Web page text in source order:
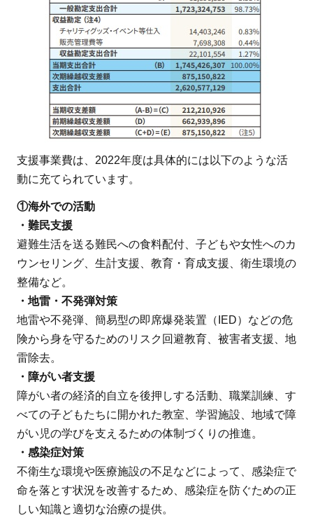
支援事業費は、2022年度は具体的には以下のような活
動に充てられています。
①海外での活動
・難民支援
避難生活を送る難民への食料配付、子どもや女性へのカ
ウンセリング、生計支援、教育・育成支援、衛生環境の
整備など。
・地雷・不発弾対策
地雷や不発弾、簡易型の即席爆発装置（IED）などの危
険から身を守るためのリスク回避教育、被害者支援、地
雷除去。
・障がい者支援
障がい者の経済的自立を後押しする活動、職業訓練、す
べての子どもたちに開かれた教室、学習施設、地域で障
がい児の学びを支えるための体制づくりの推進。
・感染症対策
不衛生な環境や医療施設の不足などによって、感染症で
命を落とす状況を改善するため、感染症を防ぐための正
しい知識と適切な治療の提供。